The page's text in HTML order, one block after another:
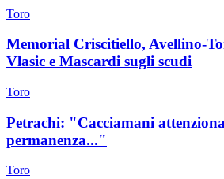
Toro
Memorial Criscitiello, Avellino-
Vlasic e Mascardi sugli scudi
Toro
Petrachi: "Cacciamani
permanenza..."
Toro